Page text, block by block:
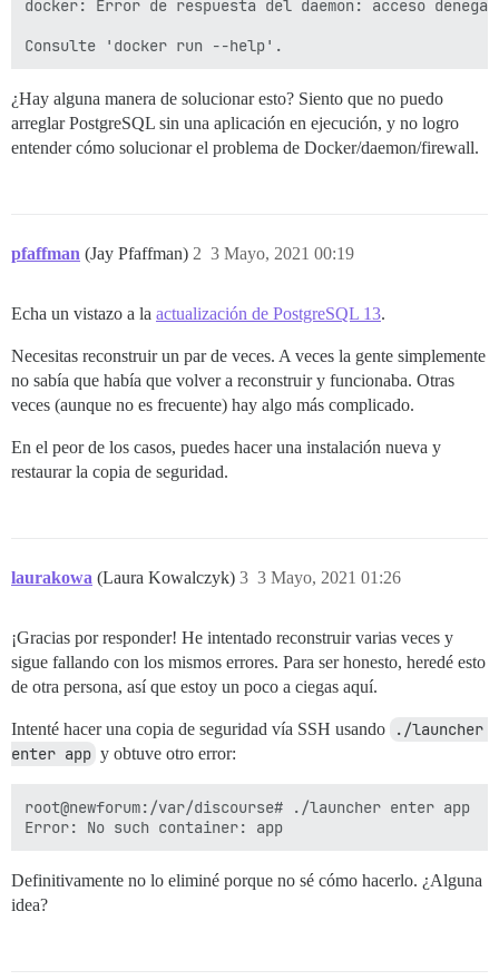
docker: Error de respuesta del daemon: acceso
¿Hay alguna manera de solucionar esto? Siento que no puedo
arreglar PostgreSQL sin una aplicación en ejecución, y no logro
entender cómo solucionar el problema de Docker/daemon/firewall.
pfaffman (Jay Pfaffman) 3 Mayo, 2021 00:19
2
Echa un vistazo a la actualización de PostgreSQL 13.
Necesitas reconstruir un par de veces. A veces la gente simplemente
no sabía que había que volver a reconstruir y funcionaba. Otras
veces (aunque no es frecuente) hay algo más complicado.
En el peor de los casos, puedes hacer una instalación nueva y
restaurar la copia de seguridad.
laurakowa (Laura Kowalczyk) 3 Mayo, 2021 01:26
3
¡Gracias por responder! He intentado reconstruir varias veces y
sigue fallando con los mismos errores. Para ser honesto, heredé esto
de otra persona, así que estoy un poco a ciegas aquí.
Intenté hacer una copia de seguridad vía SSH usando
./launcher
enter app y obtuve otro error:
root@newforum:/var/discourse# ./launcher enter app
Definitivamente no lo eliminé porque no sé cómo hacerlo. ¿Alguna
idea?